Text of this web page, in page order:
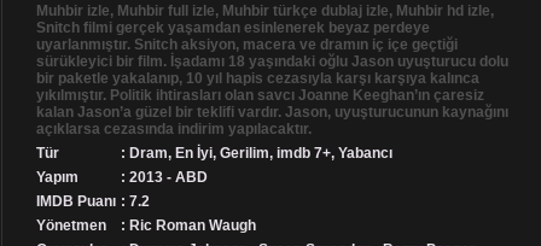
Muhbir izle, Muhbir full izle, Muhbir türkçe dublaj izle, Muhbir hd izle,
Snitch filmi gerçek yaşamdan esinlenerek beyaz perdeye
uyarlanmıştır. Snitch aksiyon, macera ve dramın iç içe geçtiği
sürükleyici bir film. İşadamı 18 yaşındaki oğlu Jason uyuşturucu dolu
bir paketle yakalanıp, 10 yıl hapis cezasıyla karşı karşıya kalınca
yıkılmıştır. Politik ihtirasları olan savcı Joanne Keeghan’ın çaresiz
kalan Jason’a güzel bir teklifi vardır. Jason, uyuşturucunun kaynağını
açıklarsa cezasında indirim yapılacaktır.
Tür
: Dram, En İyi, Gerilim, imdb 7+, Yabancı
Yapım
: 2013 - ABD
IMDB Puanı : 7.2
Yönetmen
: Ric Roman Waugh